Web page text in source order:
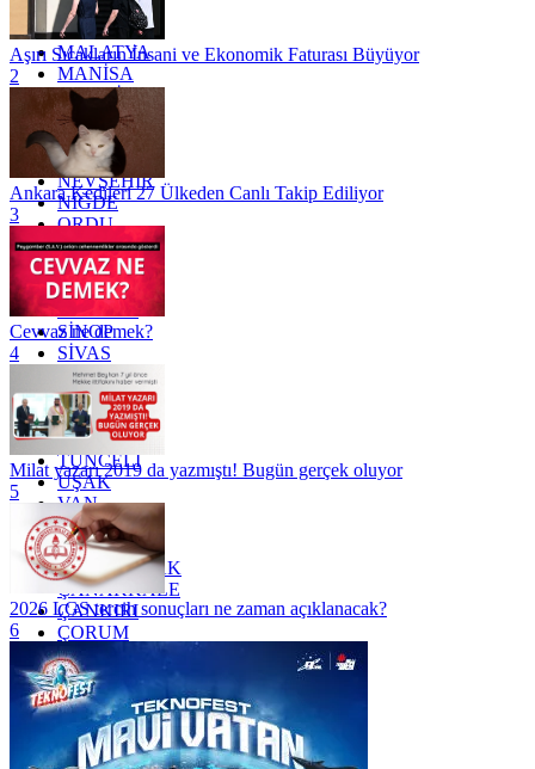
KÜTAHYA
KİLİS
MALATYA
MANİSA
MARDİN
MERSİN
MUĞLA
MUŞ
NEVŞEHİR
NİĞDE
ORDU
OSMANİYE
RİZE
SAKARYA
SAMSUN
SİNOP
SİVAS
SİİRT
TEKİRDAĞ
TOKAT
TRABZON
TUNCELİ
UŞAK
VAN
YALOVA
YOZGAT
ZONGULDAK
ÇANAKKALE
ÇANKIRI
ÇORUM
İSTANBUL
İZMİR
ŞANLIURFA
ŞIRNAK
Aşırı Sıcakların İnsani ve Ekonomik Faturası Büyüyor
2
Ankara Kedileri 27 Ülkeden Canlı Takip Ediliyor
3
Cevvaz ne demek?
4
Milat yazarı 2019 da yazmıştı! Bugün gerçek oluyor
5
2026 LGS tercih sonuçları ne zaman açıklanacak?
6